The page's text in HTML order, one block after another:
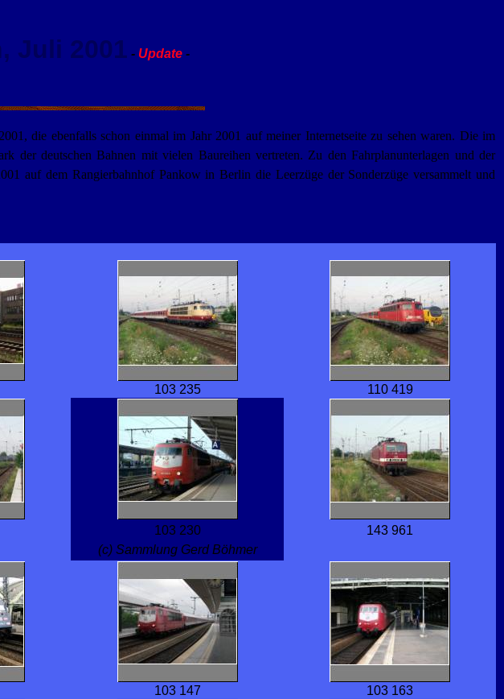
Juli 2001 - Update -
die ebenfalls schon einmal im Jahr 2001 auf meiner Internetseite zu sehen waren. Die im
der deutschen Bahnen mit vielen Baureihen vertreten. Zu den Fahrplanunterlagen und der
auf dem Rangierbahnhof Pankow in Berlin die Leerzüge der Sonderzüge versammelt und
103 235 110 419
103 230
(c) Sammlung Gerd Böhmer
143 961
103 147 103 163